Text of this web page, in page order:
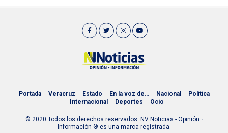
Portada Veracruz Estado En la voz de… Nacional
Política
Internacional
Deportes Ocio
© 2020 Todos los derechos reservados. NV Noticias - Opinión ∙
Información ® es una marca registrada.